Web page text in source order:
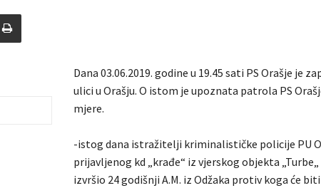
Dana 03.06.2019. godine u 19.45 sati PS Orašje je
ulici u Orašju. O istom je upoznata patrola PS
mjere.
-istog dana istražitelji kriminalističke policije PU
prijavljenog kd „krađe“ iz vjerskog objekta
izvršio 24 godišnji A.M. iz Odžaka protiv koga će